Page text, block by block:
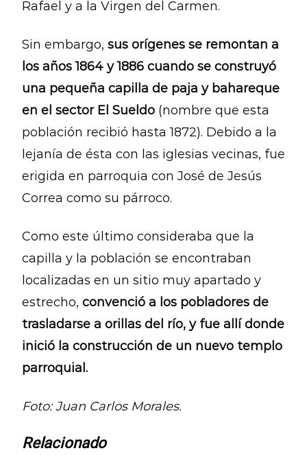
Rafael y a la Virgen del Carmen.
Sin embargo, sus orígenes se remontan a
los años 1864 y 1886 cuando se construyó
una pequeña capilla de paja y bahareque
en el sector El Sueldo (nombre que esta
población recibió hasta 1872). Debido a la
lejanía de ésta con las iglesias vecinas, fue
erigida en parroquia con José de Jesús
Correa como su párroco.
Como este último consideraba que la
capilla y la población se encontraban
localizadas en un sitio muy apartado y
estrecho, convenció a los pobladores de
trasladarse a orillas del río, y fue allí donde
inició la construcción de un nuevo templo
parroquial.
Foto: Juan Carlos Morales.
Relacionado